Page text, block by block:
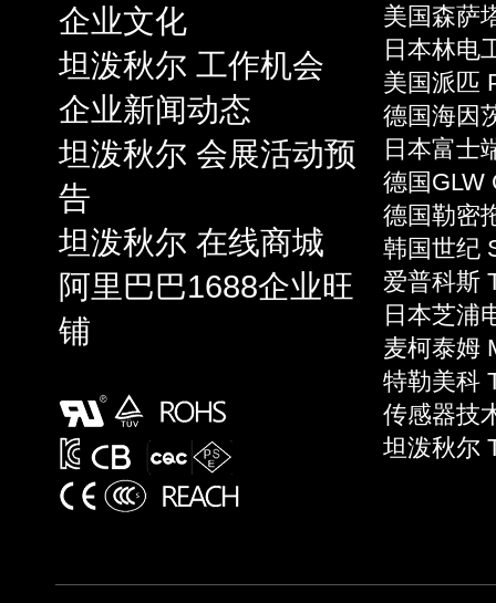
企业文化
坦泼秋尔 工作机会
企业新闻动态
坦泼秋尔 会展活动预
告
坦泼秋尔 在线商城
阿里巴巴1688企业旺
铺
美国森萨
日本林电
美国派匹
德国海因
日本富士
德国GLW
德国勒密
韩国世纪
爱普科斯
日本芝浦
麦柯泰姆
特勒美科
传感器技
坦泼秋尔